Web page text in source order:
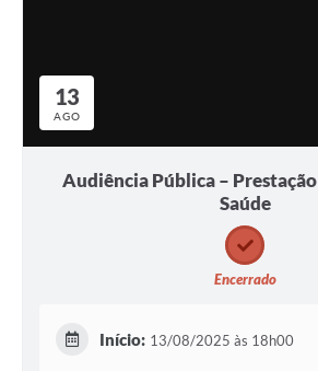
13
AGO
Audiência Pública –
Saúde
Encerrado
Início: 13/08/2025 às 18h00